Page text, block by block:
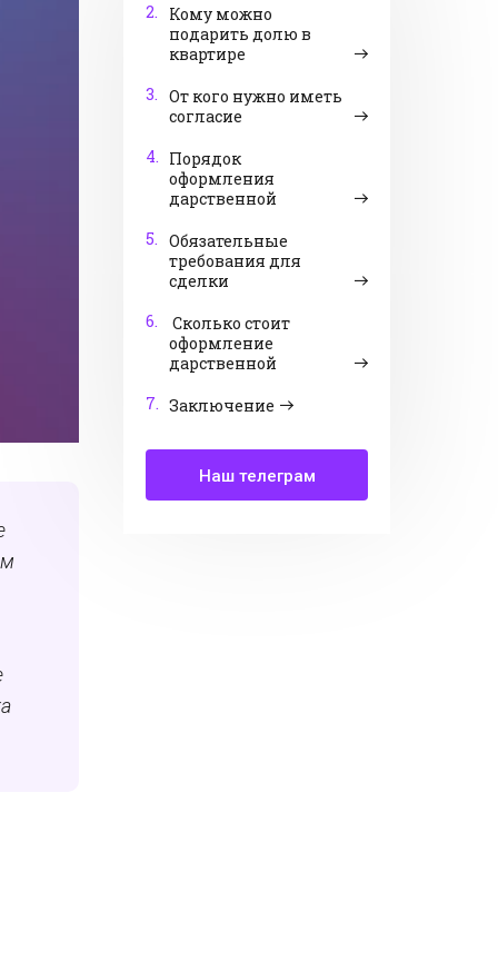
2.
Кому можно
подарить долю в
квартире
3. От кого нужно иметь
согласие
4. Порядок
оформления
дарственной
5. Обязательные
требования для
сделки
6.
Сколько стоит
оформление
дарственной
7. Заключение
Наш телеграм